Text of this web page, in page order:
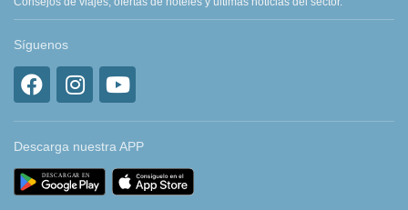
Síguenos
Descarga nuestra APP